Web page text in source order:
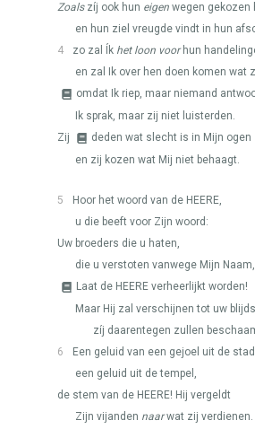
Zoalszíj ook hun eigen wegen gekozen
en hun ziel vreugde vindt in hun
4
zo zal Ík het loon voorhun
en zal Ik over hen doen komen wat
omdat Ik riep, maar niemand
Ik sprak, maar zij niet luisterden.
Zij
deden wat slecht is in Mijn ogen
en zij kozen wat Mij niet behaagt.
5 Hoor het woord van de HEERE,
u die beeft voor Zijn woord:
Uw broeders die u haten,
die u verstoten vanwege Mijn
Laat de HEERE verheerlijkt worden!
Maar Hij zal verschijnen tot uw
zíj daarentegen zullen
6
Een geluid van een gejoel uit de
een geluid uit de tempel,
de stem van de HEERE! Hij vergeldt
Zijn vijanden naarwat zij verdienen.